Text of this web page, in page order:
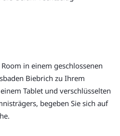
in einem geschlossenen
Biebrich zu Ihrem
Tablet und verschlüsselten
begeben Sie sich auf